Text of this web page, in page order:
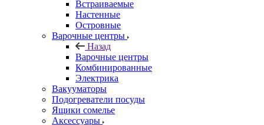
Встраиваемые
Настенные
Островные
Варочные центры
Назад
Варочные центры
Комбинированные
Электрика
Вакууматоры
Подогреватели посуды
Ящики сомелье
Аксессуары